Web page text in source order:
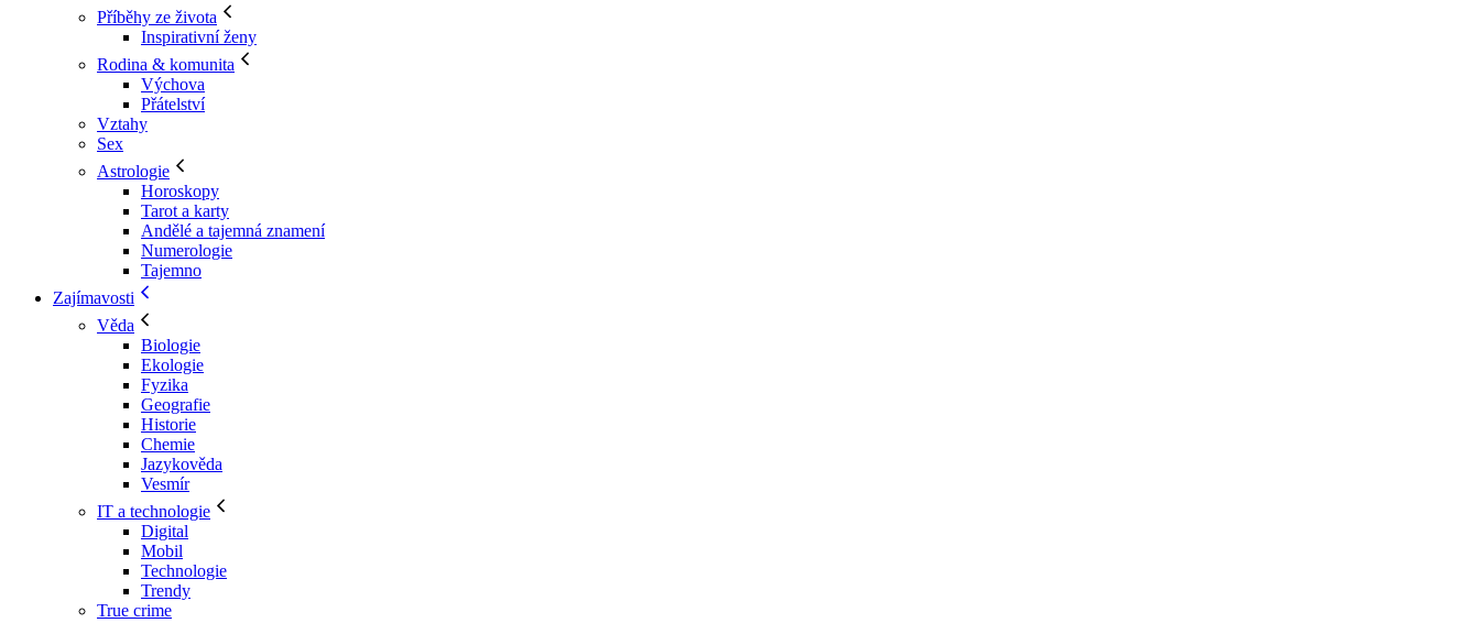
Příběhy ze života
Inspirativní ženy
Rodina & komunita
Výchova
Přátelství
Vztahy
Sex
Astrologie
Horoskopy
Tarot a karty
Andělé a tajemná znamení
Numerologie
Tajemno
Zajímavosti
Věda
Biologie
Ekologie
Fyzika
Geografie
Historie
Chemie
Jazykověda
Vesmír
IT a technologie
Digital
Mobil
Technologie
Trendy
True crime